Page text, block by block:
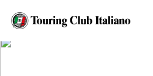
HOME
RIJKSMUSEUM VAN OUDHEDEN